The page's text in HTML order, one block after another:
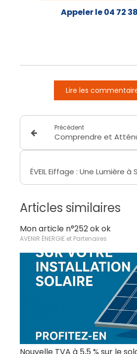
Appeler le 04 72
Lire les
Précédent
Articles similaires
Mon article n°252 ok ok
AVENIR ÉNERGIE et Partenaires
Nouvelle TVA à 5,5 % sur le